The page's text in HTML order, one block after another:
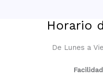
Horario
De Lunes a